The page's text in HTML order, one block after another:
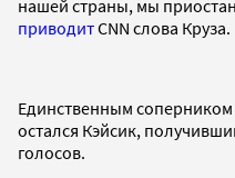
нашей страны, мы
приводитCNN слова Круза.
Единственным
остался Кэйсик,
голосов.